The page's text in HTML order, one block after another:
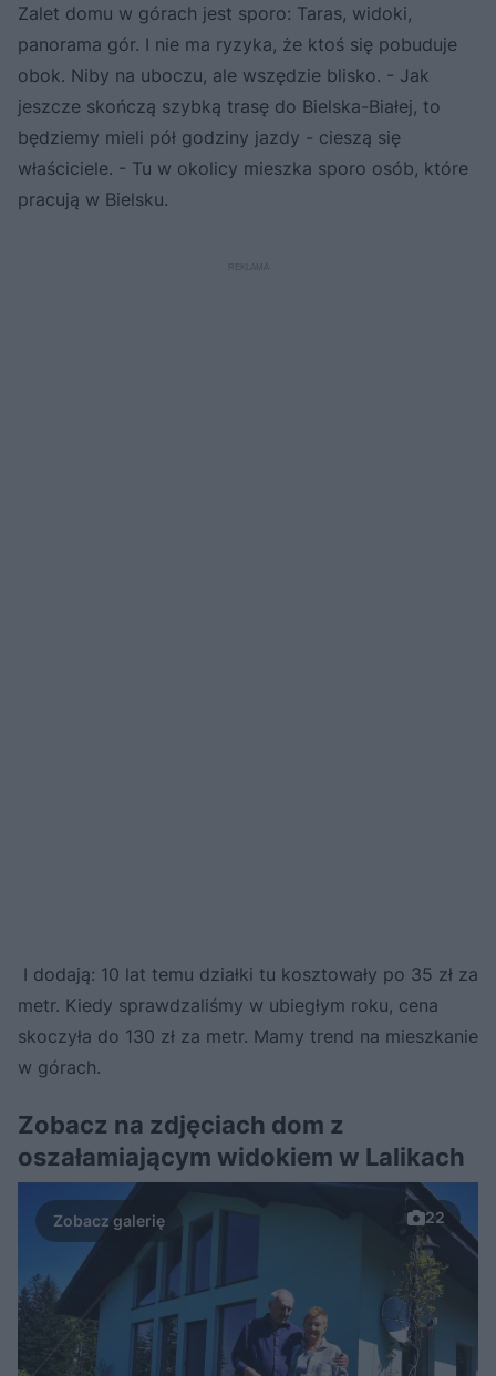
Zalet domu w górach jest sporo: Taras, widoki,
panorama gór. I nie ma ryzyka, że ktoś się pobuduje
obok. Niby na uboczu, ale wszędzie blisko. - Jak
jeszcze skończą szybką trasę do Bielska-Białej, to
będziemy mieli pół godziny jazdy - cieszą się
właściciele. - Tu w okolicy mieszka sporo osób, które
pracują w Bielsku.
I dodają: 10 lat temu działki tu kosztowały po 35 zł za
metr. Kiedy sprawdzaliśmy w ubiegłym roku, cena
skoczyła do 130 zł za metr. Mamy trend na mieszkanie
w górach.
Zobacz na zdjęciach dom z
oszałamiającym widokiem w Lalikach
22